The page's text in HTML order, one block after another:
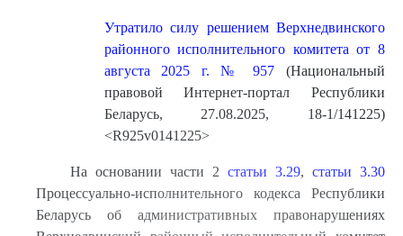
Утратило силу решением Верхнедвинского
районного исполнительного комитета от 8
августа 2025 г. № 957 (Национальный
правовой Интернет-портал Республики
Беларусь, 27.08.2025, 18-1/141225)
<R925v0141225>
На основании части 2 статьи 3.29, статьи 3.30
Процессуально-исполнительного кодекса Республики
Беларусь об административных правонарушениях